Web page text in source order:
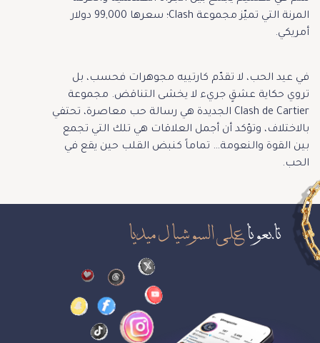
المرنة التي تميّز مجموعة Clash؛ سعرها 99,000 دولار
أمريكي.
في عيد الحب، لا تقدّم كارتييه مجوهرات فحسب، بل
تروي حكاية عشقٍ جريء لا يخشى التناقض. مجموعة
Clash de Cartier الجديدة هي رسالة حب معاصرة، تحتفي
بالاختلاف، وتؤكد أن أجمل العلاقات هي تلك التي تجمع
بين القوة والنعومة… تماماً كنبض القلب حين يقع في
الحب.
تابعوناعلى السوشيال ميديا